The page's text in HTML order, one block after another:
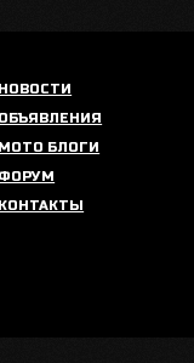
НОВОСТИ
ОБЪЯВЛЕНИЯ
МОТО БЛОГИ
ФОРУМ
КОНТАКТЫ